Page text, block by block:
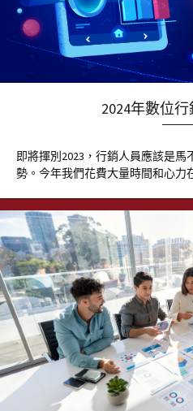
2024年數位
即將揮別2023，行銷人員應該是
勢。今年我們花費大量時間和心力